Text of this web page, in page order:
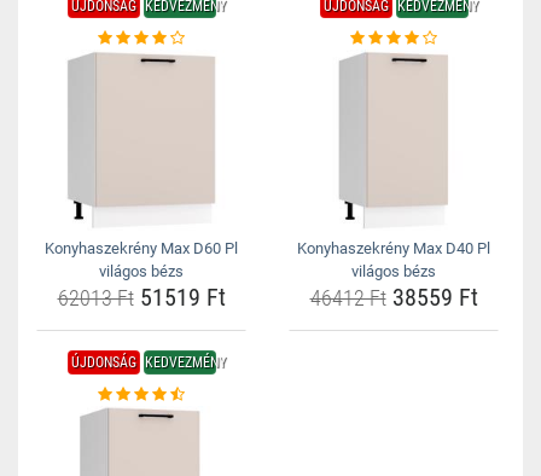
ÚJDONSÁG KEDVEZMÉNY
Konyhaszekrény Max D60 Pl
világos bézs
62013 Ft51519 Ft
ÚJDONSÁG KEDVEZMÉNY
Konyhaszekrény Max D40 Pl
világos bézs
46412 Ft38559 Ft
ÚJDONSÁG KEDVEZMÉNY